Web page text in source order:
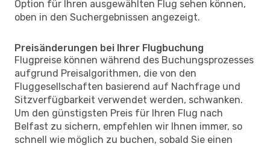
Option für Ihren ausgewählten Flug sehen können,
oben in den Suchergebnissen angezeigt.
Preisänderungen bei Ihrer Flugbuchung
Flugpreise können während des Buchungsprozesses
aufgrund Preisalgorithmen, die von den
Fluggesellschaften basierend auf Nachfrage und
Sitzverfügbarkeit verwendet werden, schwanken.
Um den günstigsten Preis für Ihren Flug nach
Belfast zu sichern, empfehlen wir Ihnen immer, so
schnell wie möglich zu buchen, sobald Sie einen